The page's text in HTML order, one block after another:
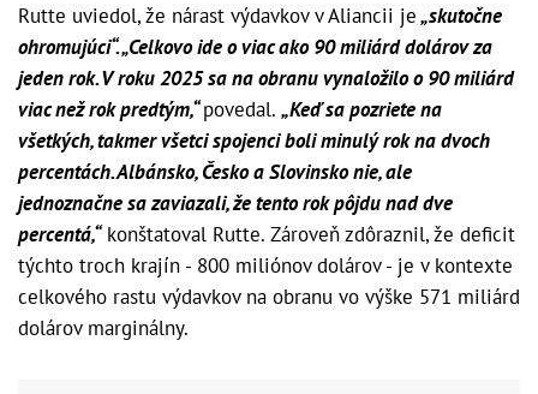
Rutte uviedol, že nárast výdavkov v Aliancii je„skutočne
ohromujúci“. „Celkovo ide o viac ako 90 miliárd dolárov za
jeden rok. V roku 2025 sa na obranu vynaložilo o 90 miliárd
viac než rok predtým,“povedal. „Keď sa pozriete na
všetkých, takmer všetci spojenci boli minulý rok na dvoch
percentách. Albánsko, Česko a Slovinsko nie, ale
jednoznačne sa zaviazali, že tento rok pôjdu nad dve
percentá,“konštatoval Rutte. Zároveň zdôraznil, že deficit
týchto troch krajín - 800 miliónov dolárov - je v kontexte
celkového rastu výdavkov na obranu vo výške 571 miliárd
dolárov marginálny.